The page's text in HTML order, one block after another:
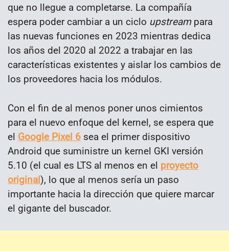
que no llegue a completarse. La compañía
espera poder cambiar a un ciclo upstreampara
las nuevas funciones en 2023 mientras dedica
los años del 2020 al 2022 a trabajar en las
características existentes y aislar los cambios de
los proveedores hacia los módulos.
Con el fin de al menos poner unos cimientos
para el nuevo enfoque del kernel, se espera que
el Google Pixel 6 sea el primer dispositivo
Android que suministre un kernel GKI versión
5.10 (el cual es LTS al menos en el proyecto
original), lo que al menos sería un paso
importante hacia la dirección que quiere marcar
el gigante del buscador.